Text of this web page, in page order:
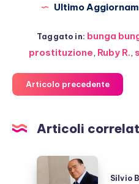
Ultimo
Taggato in: bunga
prostituzione, Ruby R.,
Articolo precedente
Articoli
Silvio
Berlusconi,
Silvio